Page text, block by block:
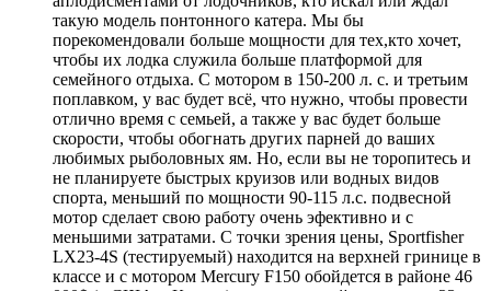
такую модель понтонного катера. Мы бы
порекомендовали больше мощности для тех,кто хочет,
чтобы их лодка служила больше платформой для
семейного отдыха. С мотором в 150-200 л. с. и третьим
поплавком, у вас будет всё, что нужно, чтобы провести
отлично время с семьей, а также у вас будет больше
скорости, чтобы обогнать других парней до ваших
любимых рыболовных ям. Но, если вы не торопитесь и
не планируете быстрых круизов или водных видов
спорта, меньший по мощности 90-115 л.с. подвесной
мотор сделает свою работу очень эфективно и с
меньшими затратами. С точки зрения цены, Sportfisher
LX23-4S (тестируемый) находится на верхней гринице в
классе и с мотором Mercury F150 обойдется в районе 46